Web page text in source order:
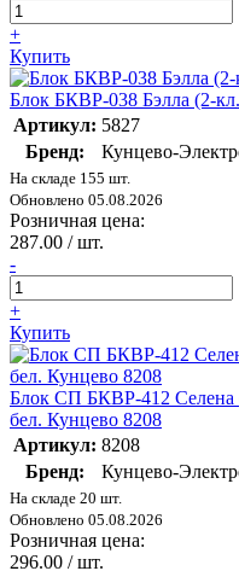
+
Купить
Блок БКВР-038 Бэлла (2-
Артикул: 5827
Бренд:
Кунцево-
На складе 155 шт.
Обновлено 05.08.2026
Розничная цена:
287.00 / шт.
-
+
Купить
Блок СП БКВР-412 Селена
бел. Кунцево 8208
Артикул: 8208
Бренд:
Кунцево-
На складе 20 шт.
Обновлено 05.08.2026
Розничная цена:
296.00 / шт.